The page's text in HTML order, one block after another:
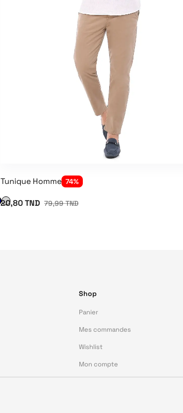
Tunique Homme 74%
20,80 TND 79,99 TND
Shop
Panier
Mes commandes
Wishlist
Mon compte